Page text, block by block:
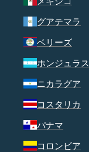
グアテマラ
ベリーズ
ホンジュラス
ニカラグア
コスタリカ
パナマ
コロンビア